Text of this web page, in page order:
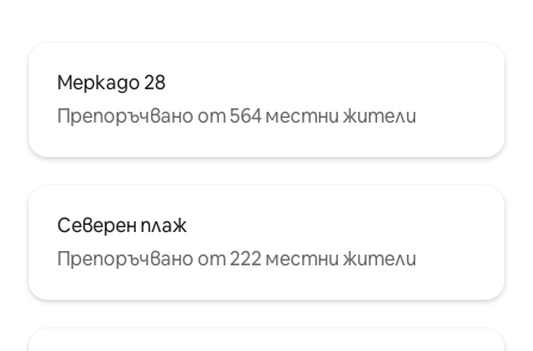
Меркадо 28
Препоръчвано от 564 местни жители
Северен плаж
Препоръчвано от 222 местни жители